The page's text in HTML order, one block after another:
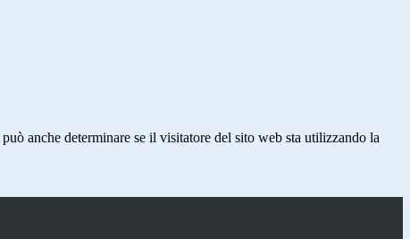
anche determinare se il visitatore del sito web sta utilizzando la